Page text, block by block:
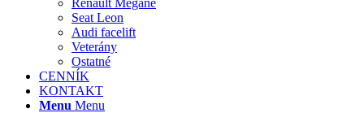
Renault Megane
Seat Leon
Audi facelift
Veterány
Ostatné
CENNÍK
KONTAKT
Menu Menu